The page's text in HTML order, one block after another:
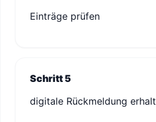
Einträge prüfen
Schritt 5
digitale Rückmeldung